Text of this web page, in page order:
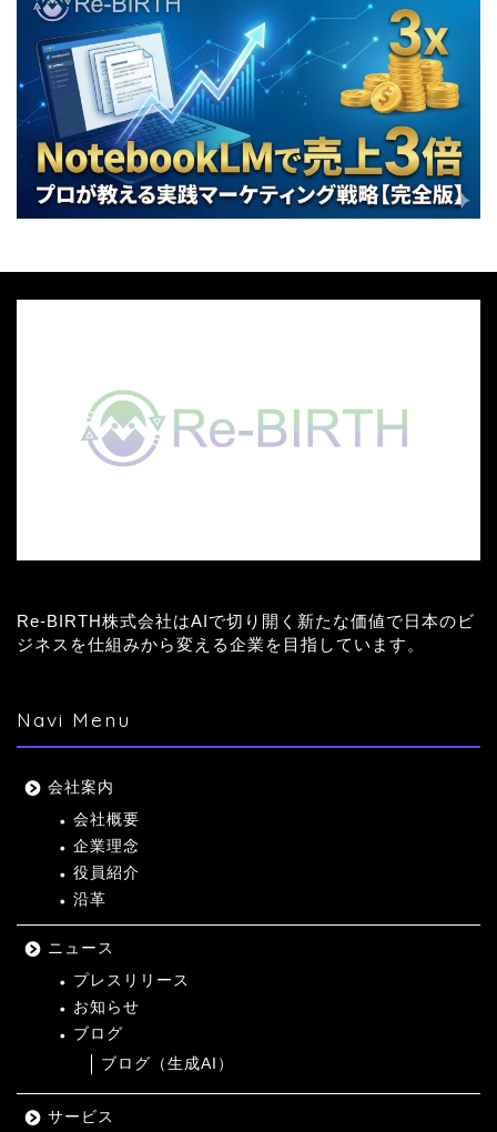
Re-BIRTH株式会社はAIで切り開く新たな価値で日本のビ
ジネスを仕組みから変える企業を目指しています。
Navi Menu
会社案内
会社概要
企業理念
役員紹介
沿革
ニュース
プレスリリース
お知らせ
ブログ
ブログ（生成AI）
サービス